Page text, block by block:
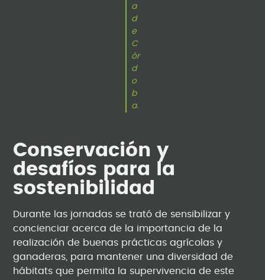
a
d
e
C
ór
d
o
b
a.
Conservación y
desafíos para la
sostenibilidad
Durante las jornadas se trató de sensibilizar y
concienciar acerca de la importancia de la
realización de buenas prácticas agrícolas y
ganaderas, para mantener una diversidad de
hábitats que permita la supervivencia de este